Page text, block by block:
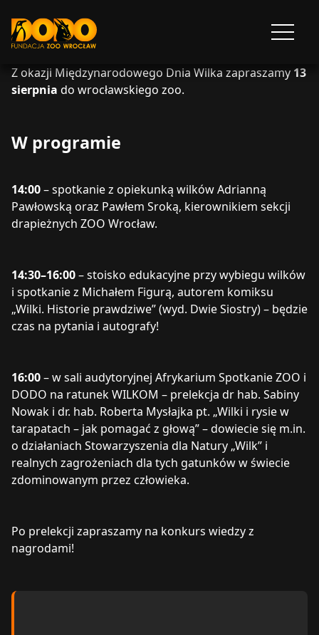
Otwórz
Z okazji Międzynarodowego Dnia Wilka zapraszamy 13
sierpnia do wrocławskiego zoo.
W programie
14:00– spotkanie z opiekunką wilków Adrianną
Pawłowską oraz Pawłem Sroką, kierownikiem sekcji
drapieżnych ZOO Wrocław.
14:30–16:00– stoisko edukacyjne przy wybiegu wilków
i spotkanie z Michałem Figurą, autorem komiksu
„Wilki. Historie prawdziwe” (wyd. Dwie Siostry) – będzie
czas na pytania i autografy!
16:00– w sali audytoryjnej Afrykarium Spotkanie ZOO i
DODO na ratunek WILKOM – prelekcja dr hab. Sabiny
Nowak i dr. hab. Roberta Mysłajka pt. „Wilki i rysie w
tarapatach – jak pomagać z głową” – dowiecie się m.in.
o działaniach Stowarzyszenia dla Natury „Wilk” i
realnych zagrożeniach dla tych gatunków w świecie
zdominowanym przez człowieka.
Po prelekcji zapraszamy na konkurs wiedzy z
nagrodami!